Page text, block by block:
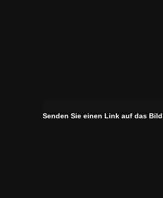
Senden Sie einen Link auf das